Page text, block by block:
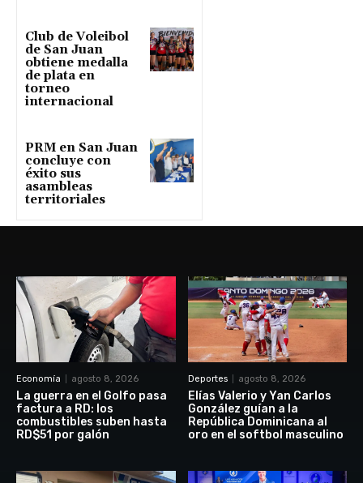
Club de Voleibol
de San Juan
obtiene medalla
de plata en
torneo
internacional
PRM en San Juan
concluye con
éxito sus
asambleas
territoriales
Economía agosto 8, 2026
La guerra en el Golfo pasa
factura a RD: los
combustibles suben hasta
RD$51 por galón
Deportes agosto 8, 2026
Elías Valerio y Yan Carlos
González guían a la
República Dominicana al
oro en el softbol masculino